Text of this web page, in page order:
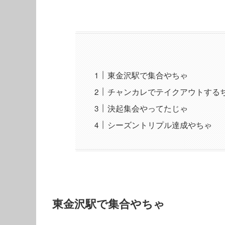
東金沢駅で集合やちゃ
チャンカレでテイクアウトする
決起集会やってたじゃ
シーズントリプル達成やちゃ
東金沢駅で集合やちゃ